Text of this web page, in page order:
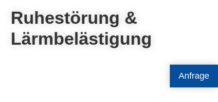
Anfrage
Ruhestörung &
Lärmbelästigung